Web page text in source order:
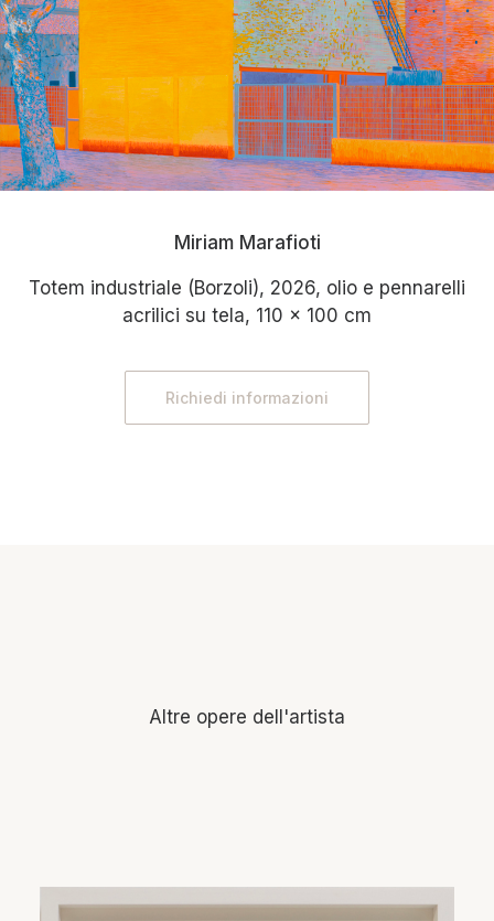
Miriam Marafioti
Totem industriale (Borzoli), 2026, olio e pennarelli
acrilici su tela, 110 x 100 cm
Richiedi informazioni
Altre opere dell'artista